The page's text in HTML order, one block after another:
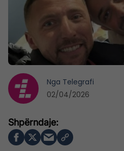
Nga Telegrafi
02/04/2026